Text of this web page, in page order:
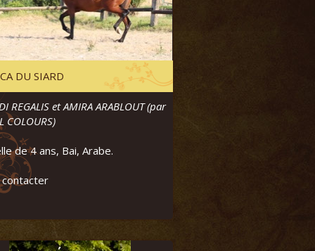
DU SIARD
REGALIS et AMIRA ARABLOUT (par
COLOURS)
de 4 ans, Bai, Arabe.